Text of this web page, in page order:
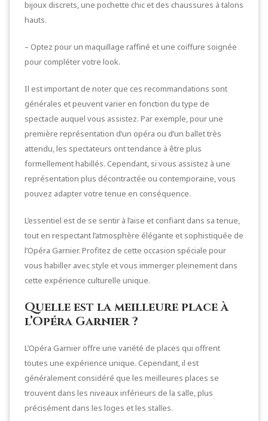
bijoux discrets, une pochette chic et des chaussures à talons
hauts.
– Optez pour un maquillage raffiné et une coiffure soignée
pour compléter votre look.
Il est important de noter que ces recommandations sont
générales et peuvent varier en fonction du type de
spectacle auquel vous assistez. Par exemple, pour une
première représentation d’un opéra ou d’un ballet très
attendu, les spectateurs ont tendance à être plus
formellement habillés. Cependant, si vous assistez à une
représentation plus décontractée ou contemporaine, vous
pouvez adapter votre tenue en conséquence.
L’essentiel est de se sentir à l’aise et confiant dans sa tenue,
tout en respectant l’atmosphère élégante et sophistiquée de
l’Opéra Garnier. Profitez de cette occasion spéciale pour
vous habiller avec style et vous immerger pleinement dans
cette expérience culturelle unique.
Quelle est la meilleure place à
l’Opéra Garnier ?
L’Opéra Garnier offre une variété de places qui offrent
toutes une expérience unique. Cependant, il est
généralement considéré que les meilleures places se
trouvent dans les niveaux inférieurs de la salle, plus
précisément dans les loges et les stalles.